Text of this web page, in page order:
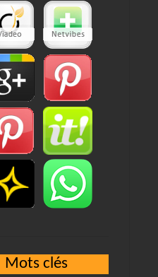
Mots clés